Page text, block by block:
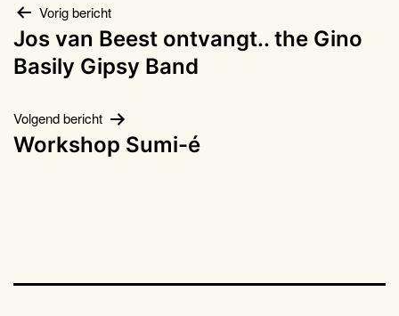
Bericht
navigatie
Vorig bericht
Jos van Beest ontvangt.. the Gino
Basily Gipsy Band
Volgend bericht
Workshop Sumi-é